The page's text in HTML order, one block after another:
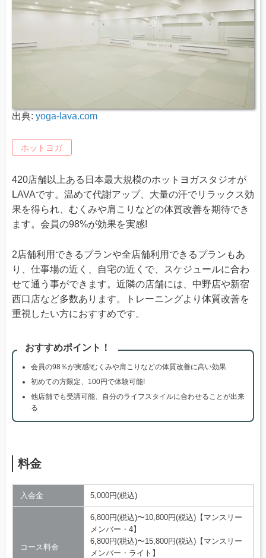
出典: yoga-lava.com
ホットヨガ
420店舗以上ある日本最大規模のホットヨガスタジオが
LAVAです。温めて代謝アップ、大量の汗でリラックス効
果を得られ、むくみや肩こりなどの体質改善を期待でき
ます。会員の98%が効果を実感!
2店舗利用できるプランや全店舗利用できるプランもあ
り、仕事場の近く、自宅の近くで、スケジュールに合わ
せて通う事ができます。近隣の店舗には、中野店や新宿
西口店など多数あります。トレーニングより体質改善を
重視したい方におすすめです。
おすすめポイント！
会員の98％が実感!むくみや肩こりなどの体質改善に高い効果
初めての方限定、100円で体験可能!
他店舗でも受講可能、自分のライフスタイルに合わせることが出来
る
料金
入会金 5,000円(税込)
コース料金
6,800円(税込)〜10,800円(税込)【マンスリー
メンバー・4】
6,800円(税込)〜15,800円(税込)【マンスリー
メンバー・ライト】